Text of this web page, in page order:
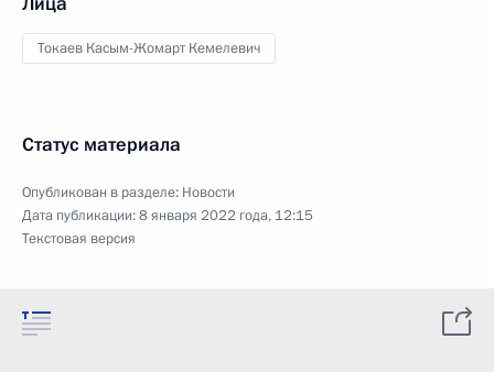
Токаев Касым-Жомарт Кемелевич
Статус материала
Опубликован в разделе: Новости
Дата публикации:8 января 2022 года, 12:15
Текстовая версия